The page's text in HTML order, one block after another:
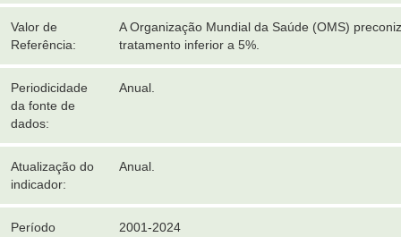
Valor de
Referência:
A Organização Mundial da Saúde (OMS)
tratamento inferior a 5%.
Periodicidade
da fonte de
dados:
Anual.
Atualização do
indicador:
Anual.
Período
2001-2024